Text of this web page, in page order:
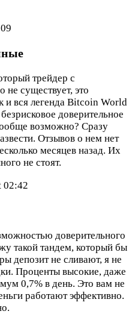
трейдер с
не существует, это
и вся легенда Bitcoin World
доверительное
возможно? Сразу
Отзывов о нем нет
месяцев назад. Их
не стоят.
02:42
доверительного
такой тандем, который бы
депозит не сливают, я не
Проценты высокие, даже
0,7% в день. Это вам не
работают эффективно.